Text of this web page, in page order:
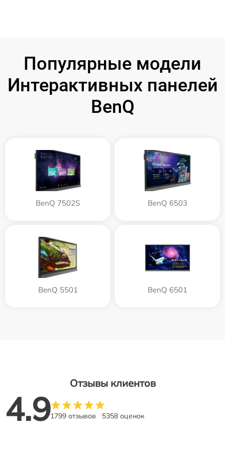
Популярные модели
Интерактивных панелей
BenQ
BenQ 7502S BenQ 6503
BenQ 5501 BenQ 6501
Отзывы клиентов
4.91799 отзывов 5358 оценок